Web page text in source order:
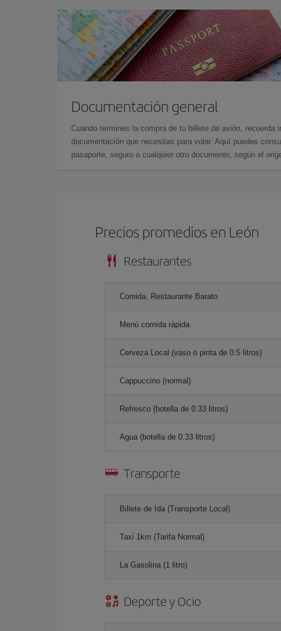
Documentación general
Cuando termines la compra de tu billete de avión, recuerda
documentación que necesitas para volar. Aquí puedes
pasaporte, seguro o cualquier otro documento, según el
Precios promedios en León
Restaurantes
Comida, Restaurante Barato
Menú comida rápida
Cerveza Local (vaso o pinta de 0.5 litros)
Cappuccino (normal)
Refresco (botella de 0.33 litros)
Agua (botella de 0.33 litros)
Transporte
Billete de Ida (Transporte Local)
Taxi 1km (Tarifa Normal)
La Gasolina (1 litro)
Deporte y Ocio